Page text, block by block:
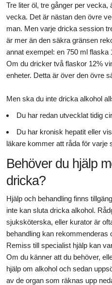
Tre liter öl, tre gånger per vecka,
vecka. Det är nästan den övre
man. Men varje dricka session
är mer än den säkra gränsen
annat exempel: en 750 ml flaska
Om du dricker två flaskor 12%
enheter. Detta är över den övre
Men ska du inte dricka alkohol
Du har redan utvecklat tidig
Du har kronisk hepatit eller
läkare kommer att råda för varje
Behöver du hjälp
dricka?
Hjälp och behandling finns
inte kan sluta dricka alkohol.
sjuksköterska, eller kurator är
behandling kan rekommenderas
Remiss till specialist hjälp kan
Om du känner att du behöver,
hjälp om alkohol och sedan
av de organ som räknas upp